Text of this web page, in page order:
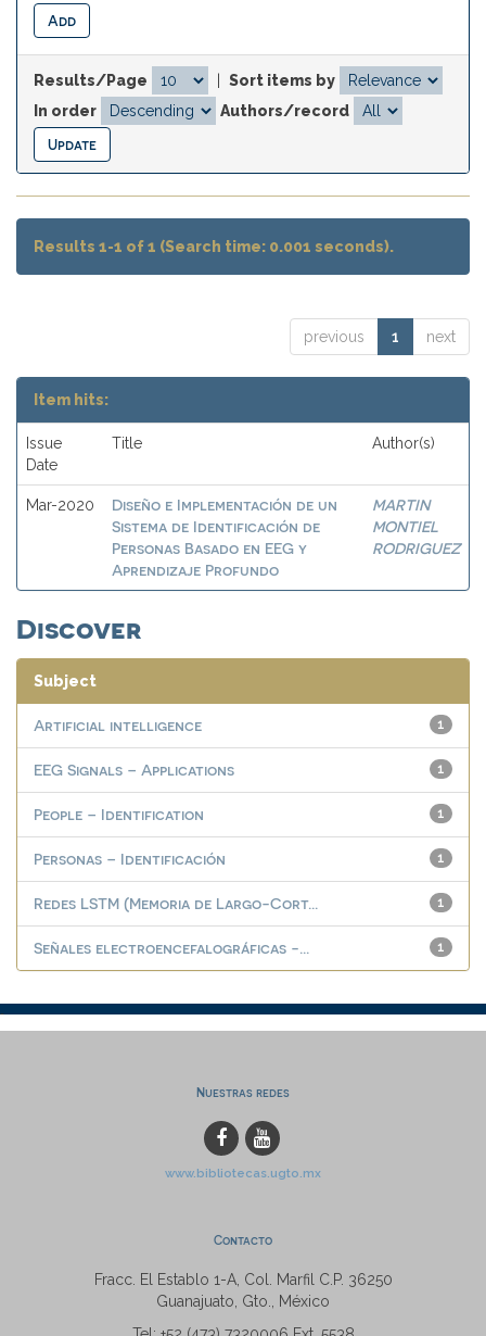
Results/Page
Sort items by
In order
Authors/record
Results 1-1 of 1 (Search time: 0.001 seconds).
previous 1 next
Item hits:
Issue
Date
Title Author(s)
Mar-2020
Diseño e Implementación de un
Sistema de Identificación de
Personas Basado en EEG y
Aprendizaje Profundo
MARTIN
MONTIEL
RODRIGUEZ
Discover
Subject
1
Artificial intelligence
1
EEG Signals – Applications
1
People – Identification
1
Personas – Identificación
1
Redes LSTM (Memoria de Largo-Cort...
1
Señales electroencefalográficas -...
Nuestras redes
www.bibliotecas.ugto.mx
Contacto
Fracc. El Establo 1-A, Col. Marfil C.P. 36250
Guanajuato, Gto., México